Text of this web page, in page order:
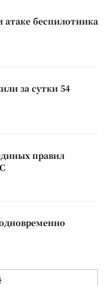
атаке беспилотника
за сутки 54
правил